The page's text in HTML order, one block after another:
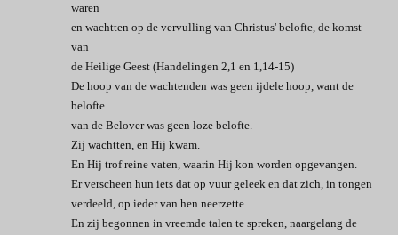
waren
en wachtten op de vervulling van Christus' belofte, de komst
van
de Heilige Geest (Handelingen 2,1 en 1,14-15)
De hoop van de wachtenden was geen ijdele hoop, want de
belofte
van de Belover was geen loze belofte.
Zij wachtten, en Hij kwam.
En Hij trof reine vaten, waarin Hij kon worden opgevangen.
Er verscheen hun iets dat op vuur geleek en dat zich, in tongen
verdeeld, op ieder van hen neerzette.
En zij begonnen in vreemde talen te spreken, naargelang de